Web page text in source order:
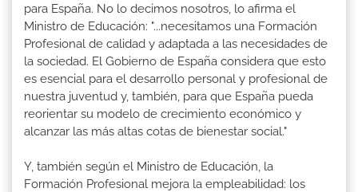
para España. No lo decimos nosotros, lo afirma el
Ministro de Educación: "...necesitamos una Formación
Profesional de calidad y adaptada a las necesidades de
la sociedad. El Gobierno de España considera que esto
es esencial para el desarrollo personal y profesional de
nuestra juventud y, también, para que España pueda
reorientar su modelo de crecimiento económico y
alcanzar las más altas cotas de bienestar social."
Y, también según el Ministro de Educación, la
Formación Profesional mejora la empleabilidad: los